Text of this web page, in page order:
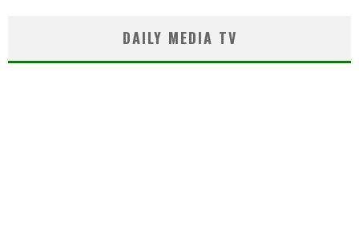
DAILY MEDIA TV